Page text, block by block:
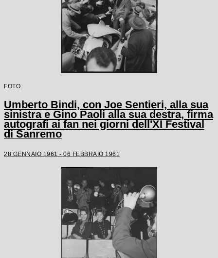
FOTO
Umberto Bindi, con Joe Sentieri, alla sua
sinistra e Gino Paoli alla sua destra, firma
autografi ai fan nei giorni dell'XI Festival
di Sanremo
28 GENNAIO 1961 - 06 FEBBRAIO 1961